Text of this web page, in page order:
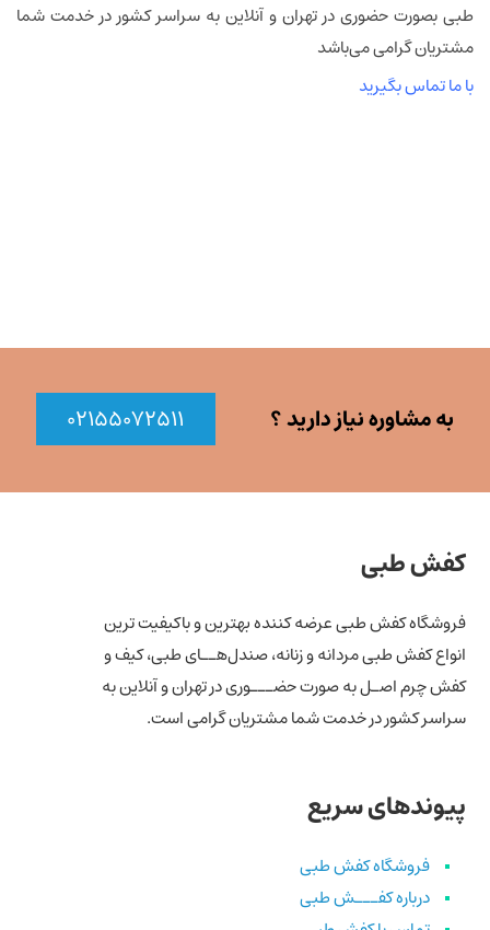
طبی بصورت حضوری در تهران و آنلاین به سراسر کشور در خدمت شما
مشتریان گرامی می‌باشد
با ما تماس بگیرید
به مشاوره نیاز دارید ؟ ۰۲۱۵۵۰۷۲۵۱۱
کفش طبی
فروشگاه کفش طبی عرضه کننده بهترین و باکیفیت ترین
انواع کفش‌ طبی مردانه و زنانه، صندل‌هــای طبی، کیف و
کفش چرم اصـل به صورت حضـــوری در تهران و آنلاین به
سراسر کشور در خدمت شما مشتریان گرامی است.
پیوندهای سریع
فروشگاه کفش طبی
درباره کفـــش طبی